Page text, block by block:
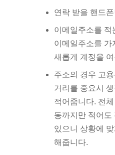
연락 받을 핸드
이메일주소를 적
이메일주소를 가
새롭게 계정을
주소의 경우 고
거리를 중요시
적어줍니다. 전체
동까지만 적어도
있으니 상황에
해줍니다.